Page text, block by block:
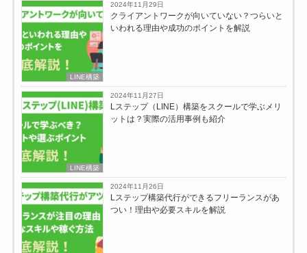
LINE構築
2024年11月29日
クライアントワークが向いていない？つらいと
いわれる理由や成功のポイントを解説
LINE構築
2024年11月27日
Lステップ（LINE）構築をスクールで学ぶメリ
ットは？実際の活用事例も紹介
2024年11月26日
Lステップ構築代行ができるフリーランスがあ
つい！理由や必要スキルを解説